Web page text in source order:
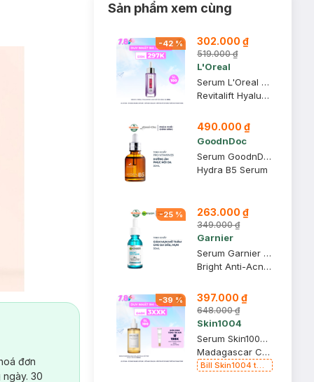
đơn
30
Sản phẩm xem cùng
-42% 302.000 ₫
519.000 ₫
L'Oreal
Serum L'Oreal Hyaluronic Acid Cấp Ẩm Sáng Da 30ml
Revitalift Hyaluronic Acid 1.5% Hyaluron Serum
490.000 ₫
GoodnDoc
Serum GoodnDoc Dưỡng Ẩm, Hỗ Trợ Phục Hồi Da 30ml
Hydra B5 Serum
-25 % 263.000 ₫
349.000 ₫
Garnier
Serum Garnier Giảm Mụn Mờ Thâm Cho Da Dầu, Mụn 30ml
Bright Anti-Acne Booster Serum
-39 % 397.000 ₫
648.000 ₫
Skin1004
Serum Skin1004 Rau Má Làm Dịu & Hỗ Trợ Phục Hồi Da 100ml
Madagascar Centella Ampoule
Bill Skin1004 từ